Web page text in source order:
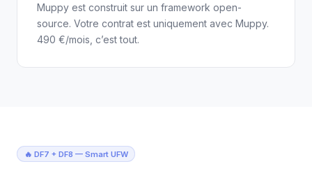
Muppy est construit sur un framework open-
source. Votre contrat est uniquement avec Muppy.
490 €/mois, c’est tout.
🔥 DF7 + DF8 — Smart UFW